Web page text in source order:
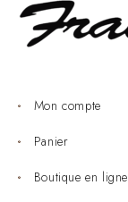
Mon compte
Panier
Boutique en ligne